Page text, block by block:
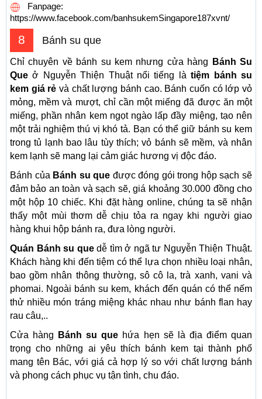
Fanpage:
https://www.facebook.com/banhsukemSingapore187xvnt/
8 Bánh su que
Chỉ chuyên về bánh su kem nhưng cửa hàng
Bánh Su
Que ở Nguyễn Thiện Thuật nổi tiếng làtiệm bánh su
kem giá rẻ và chất lượng bánh cao. Bánh cuốn có lớp vỏ
mỏng, mềm và mượt, chỉ cần một miếng đã được ăn một
miếng, phần nhân kem ngọt ngào lấp đầy miệng, tạo nên
một trải nghiệm thú vị khó tả. Bạn có thể giữ bánh su kem
trong tủ lạnh bao lâu tùy thích; vỏ bánh sẽ mềm, và nhân
kem lạnh sẽ mang lại cảm giác hương vị độc đáo.
Bánh của Bánh su que được đóng gói trong hộp sạch sẽ
đảm bảo an toàn và sạch sẽ, giá khoảng 30.000 đồng cho
một hộp 10 chiếc. Khi đặt hàng online, chúng ta sẽ nhận
thấy một mùi thơm dễ chịu tỏa ra ngay khi người giao
hàng khui hộp bánh ra, đưa lòng người.
Quán Bánh su quedễ tìm ở ngã tư Nguyễn Thiện Thuật.
Khách hàng khi đến tiệm có thể lựa chọn nhiều loại nhân,
bao gồm nhân thông thường, sô cô la, trà xanh, vani và
phomai. Ngoài bánh su kem, khách đến quán có thể nếm
thử nhiều món tráng miệng khác nhau như bánh flan hay
rau câu,..
Cửa hàng
Bánh su que hứa hẹn sẽ là địa điểm quan
trọng cho những ai yêu thích bánh kem tại thành phố
mang tên Bác, với giá cả hợp lý so với chất lượng bánh
và phong cách phục vụ tận tình, chu đáo.